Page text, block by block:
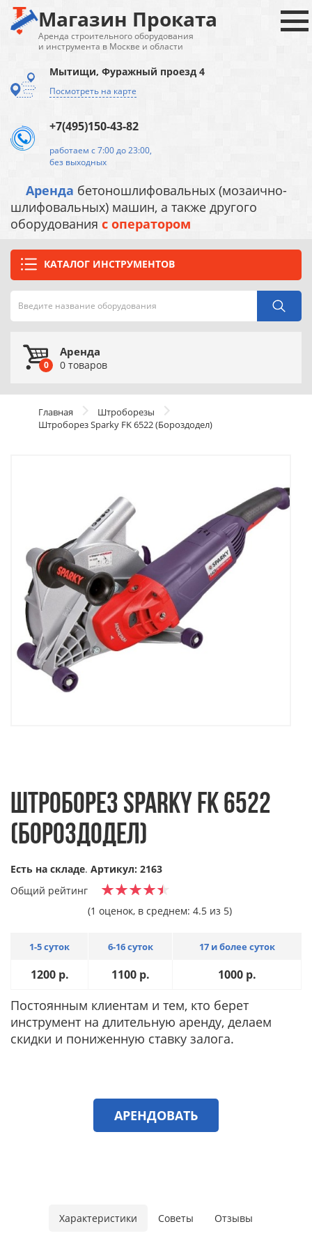
Магазин Проката
Аренда строительного оборудования
и инструмента в Москве и области
Мытищи, Фуражный проезд 4
Посмотреть на карте
+7(495)150-43-82
работаем с 7:00 до 23:00,
без выходных
Аренда бетоношлифовальных (мозаично-
шлифовальных) машин, а также другого
оборудования с оператором
КАТАЛОГ ИНСТРУМЕНТОВ
0
Аренда
0 товаров
Главная
Штроборезы
Штроборез Sparky FK 6522 (Бороздодел)
ШТРОБОРЕЗ SPARKY FK 6522
(БОРОЗДОДЕЛ)
Есть на складе. Артикул: 2163
Общий рейтинг
(1 оценок, в среднем: 4.5 из 5)
1-5 суток 6-16 суток 17 и более суток
1200 р. 1100 р. 1000 р.
Постоянным клиентам и тем, кто берет
инструмент на длительную аренду, делаем
скидки и пониженную ставку залога.
АРЕНДОВАТЬ
Характеристики Советы Отзывы